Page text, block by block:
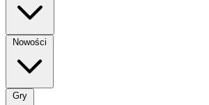
Nowości
Gry